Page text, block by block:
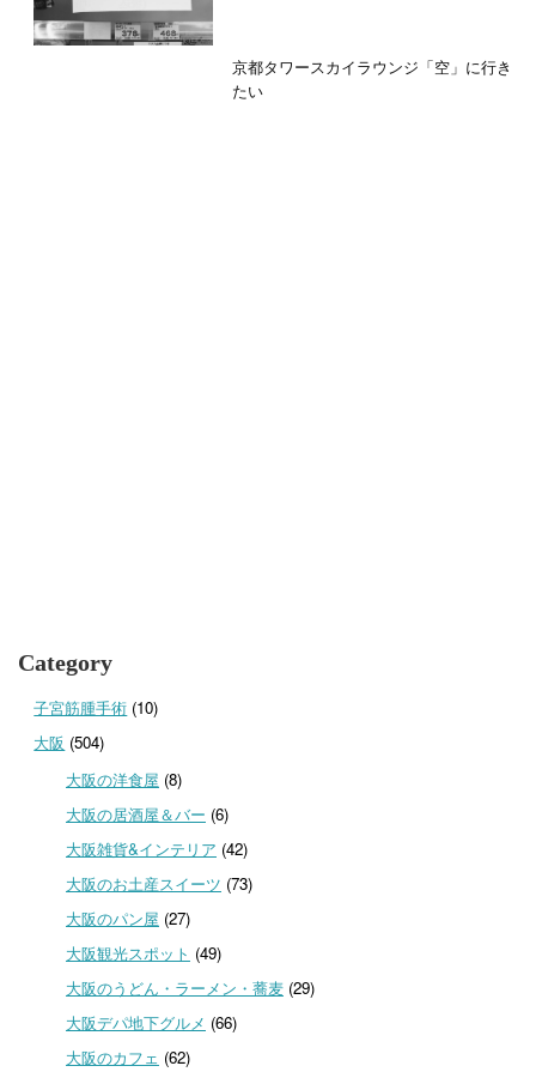
京都タワースカイラウンジ「空」に行き
たい
Category
子宮筋腫手術 (10)
大阪 (504)
大阪の洋食屋 (8)
大阪の居酒屋＆バー (6)
大阪雑貨&インテリア (42)
大阪のお土産スイーツ (73)
大阪のパン屋 (27)
大阪観光スポット (49)
大阪のうどん・ラーメン・蕎麦(29)
大阪デパ地下グルメ (66)
大阪のカフェ (62)